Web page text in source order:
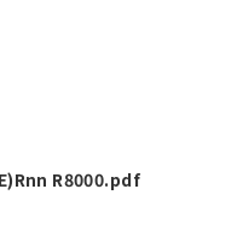
R8000.pdf